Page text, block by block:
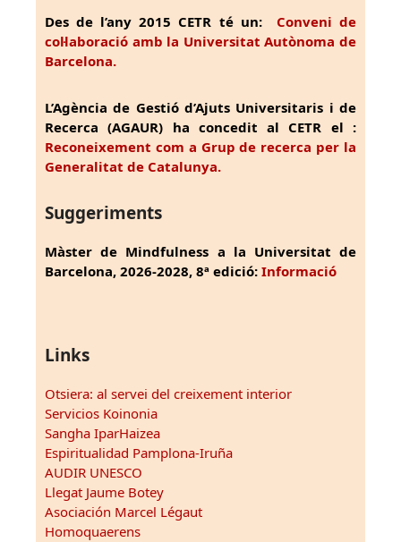
Des de l’any 2015 CETR té un: Conveni de
col·laboració amb la Universitat Autònoma de
Barcelona.
L’Agència de Gestió d’Ajuts Universitaris i de
Recerca (AGAUR) ha concedit al CETR el :
Reconeixement com a Grup de recerca per la
Generalitat de Catalunya.
Suggeriments
Màster de Mindfulness a la Universitat de
Barcelona, 2026-2028, 8ª edició: Informació
Links
Otsiera: al servei del creixement interior
Servicios Koinonia
Sangha IparHaizea
Espiritualidad Pamplona-Iruña
AUDIR UNESCO
Llegat Jaume Botey
Asociación Marcel Légaut
Homoquaerens